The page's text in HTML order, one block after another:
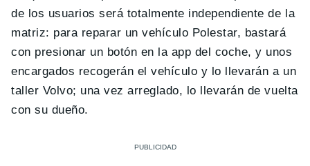
de los usuarios será totalmente independiente de la
matriz: para reparar un vehículo Polestar, bastará
con presionar un botón en la app del coche, y unos
encargados recogerán el vehículo y lo llevarán a un
taller Volvo; una vez arreglado, lo llevarán de vuelta
con su dueño.